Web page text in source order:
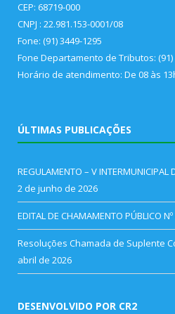
CEP: 68719-000
CNPJ : 22.981.153-0001/08
Fone: (91) 3449-1295
Fone Departamento de Tributos: (91)
Horário de atendimento: De 08 às
ÚLTIMAS PUBLICAÇÕES
REGULAMENTO – V INTERMUNICIPAL
2 de junho de 2026
EDITAL DE CHAMAMENTO PÚBLICO
Resoluções Chamada de Suplente
abril de 2026
DESENVOLVIDO POR CR2